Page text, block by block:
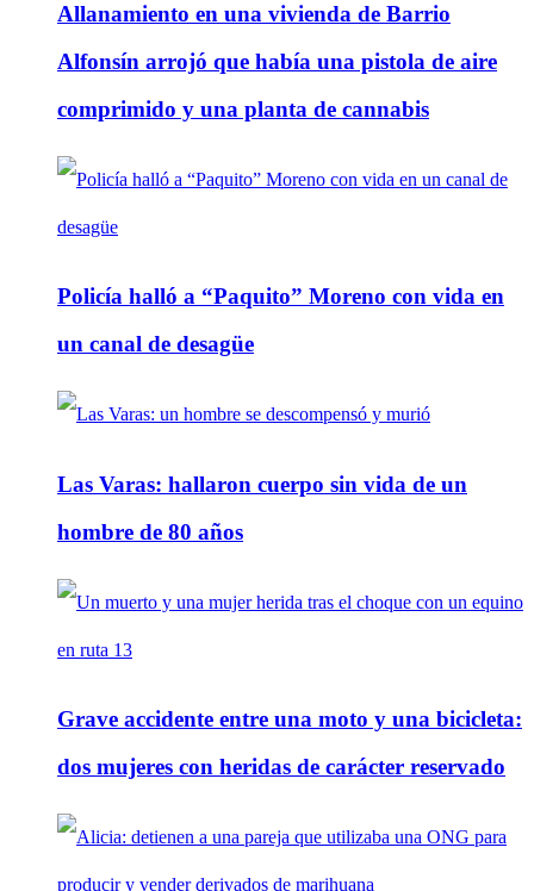
Allanamiento en una vivienda de Barrio
Alfonsín arrojó que había una pistola de aire
comprimido y una planta de cannabis
Policía halló a “Paquito” Moreno con vida en
un canal de desagüe
Las Varas: hallaron cuerpo sin vida de un
hombre de 80 años
Grave accidente entre una moto y una bicicleta:
dos mujeres con heridas de carácter reservado